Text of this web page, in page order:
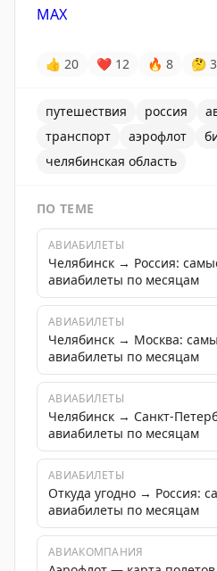
MAX
👍 20 ❤ 12 🔥 8 🤔 3
путешествия россия
транспорт
аэрофлот
челябинская область
ПО ТЕМЕ
АВИАБИЛЕТЫ
Челябинск → Россия:
авиабилеты по месяцам
АВИАБИЛЕТЫ
Челябинск → Москва:
авиабилеты по месяцам
АВИАБИЛЕТЫ
Челябинск → Санкт-
авиабилеты по месяцам
АВИАБИЛЕТЫ
Откуда угодно → Россия:
авиабилеты по месяцам
АВИАКОМПАНИЯ